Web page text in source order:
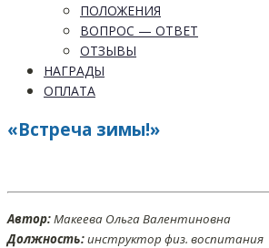
ПОЛОЖЕНИЯ
ВОПРОС — ОТВЕТ
ОТЗЫВЫ
НАГРАДЫ
ОПЛАТА
«Встреча зимы!»
Автор:Макеева Ольга Валентиновна
Должность:инструктор физ. воспитания